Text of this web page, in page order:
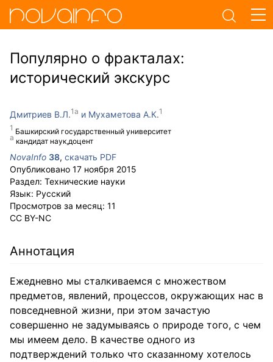
Популярно о фракталах:
исторический экскурс
Дмитриев В.Л.
Башкирский государственный университет
кандидат наук,доцент
Мухаметова А.К.
NovaInfo 38, скачать PDF
Опубликовано 17 ноября 2015
Раздел: Технические науки
Язык: Русский
Просмотров за месяц: 11
CC BY-NC
Аннотация
Ежедневно мы сталкиваемся с множеством
предметов, явлений, процессов, окружающих нас в
повседневной жизни, при этом зачастую
совершенно не задумываясь о природе того, с чем
мы имеем дело. В качестве одного из
подтверждений только что сказанному хотелось